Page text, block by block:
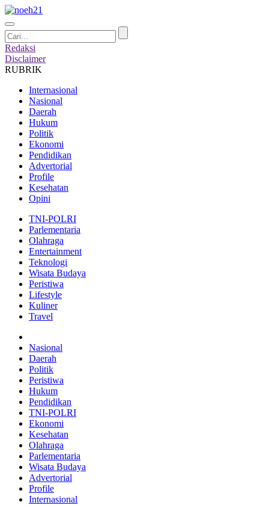
Redaksi
Disclaimer
RUBRIK
Internasional
Nasional
Daerah
Hukum
Politik
Ekonomi
Pendidikan
Advertorial
Profile
Kesehatan
Opini
TNI-POLRI
Parlementaria
Olahraga
Entertainment
Teknologi
Wisata Budaya
Peristiwa
Lifestyle
Kuliner
Travel
Nasional
Daerah
Politik
Peristiwa
Hukum
Pendidikan
TNI-POLRI
Ekonomi
Kesehatan
Olahraga
Parlementaria
Wisata Budaya
Advertorial
Profile
Internasional